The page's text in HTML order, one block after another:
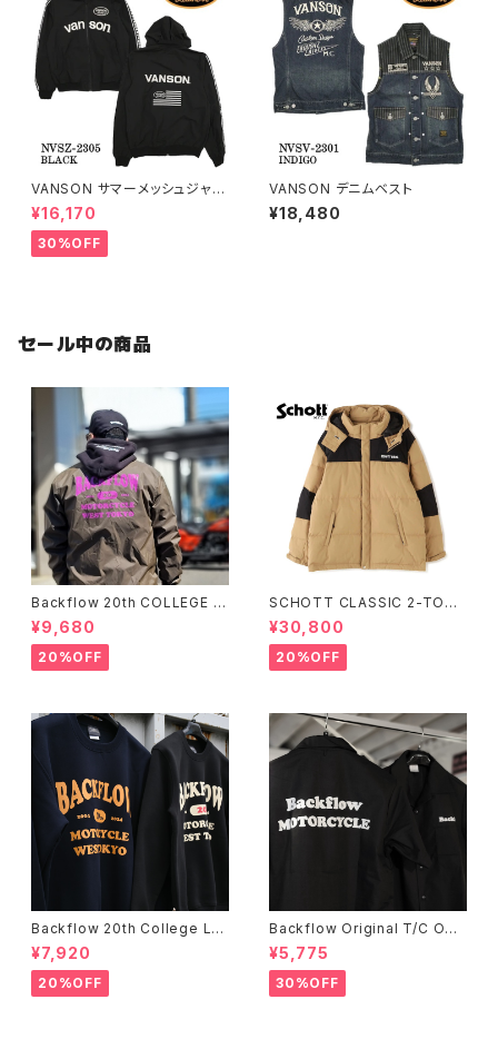
VANSON サマーメッシュジャケ
ット
¥16,170
30%OFF
VANSON デニムベスト
¥18,480
セール中の商品
Backflow 20th COLLEGE C
OACH JACKET
¥9,680
20%OFF
SCHOTT CLASSIC 2-TONE
DOWN JACKET
¥30,800
20%OFF
Backflow 20th College Lo
go T/C Sweat
¥7,920
20%OFF
Backflow Original T/C Ope
n Collar S/S Work Shirt
¥5,775
30%OFF